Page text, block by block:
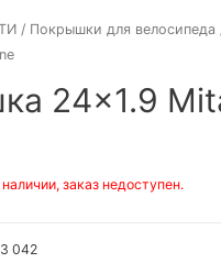
/ Покрышки для велосипеда
24×1.9
заказ недоступен.
042